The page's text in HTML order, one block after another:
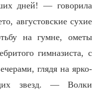
дней! — говорила
августовские сухие
на гумне, ометы
гимназиста, с
глядя на ярко-
звезд. — Волки